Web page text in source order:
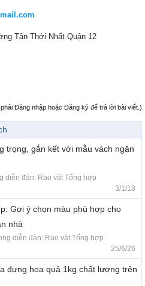
Tân Thới Nhất Quận 12
Đăng nhập hoặc Đăng ký để trả lời bài viết.)
trọng, gắn kết với mẫu vách ngăn
diễn đàn: Rao vặt Tổng hợp
3/1/18
Gợi ý chọn màu phù hợp cho
nhà
diễn đàn: Rao vặt Tổng hợp
25/6/26
đựng hoa quả 1kg chất lượng trên